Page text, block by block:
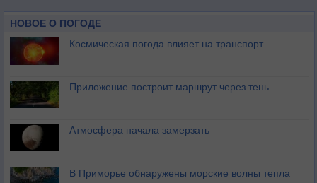
НОВОЕ О ПОГОДЕ
Космическая погода влияет на транспорт
Приложение построит маршрут через тень
Атмосфера начала замерзать
В Приморье обнаружены морские волны тепла